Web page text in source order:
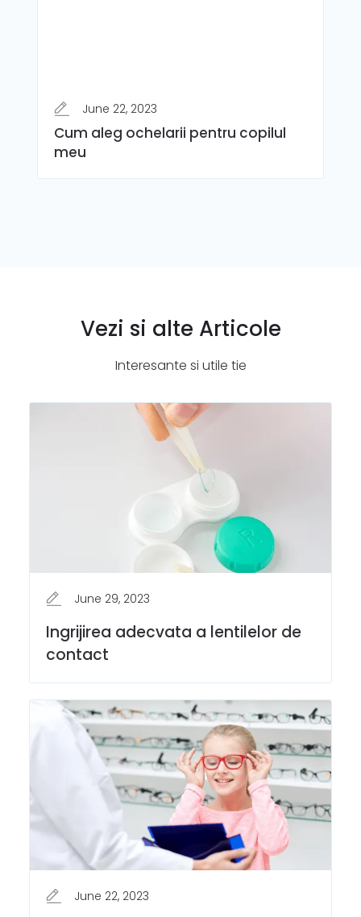
June 22, 2023
Cum aleg ochelarii pentru copilul
meu
Vezi si alte Articole
Interesante si utile tie
June 29, 2023
Ingrijirea adecvata a lentilelor de
contact
June 22, 2023